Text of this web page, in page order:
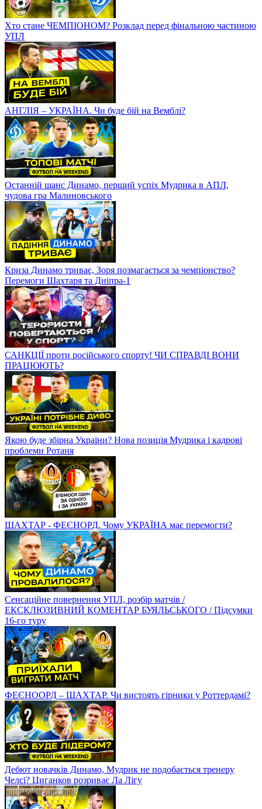
Хто стане ЧЕМПІОНОМ? Розклад перед фінальною частиною
УПЛ
АНГЛІЯ – УКРАЇНА. Чи буде бій на Вемблі?
Останній шанс Динамо, перший успіх Мудрика в АПЛ,
чудова гра Малиновського
Криза Динамо триває, Зоря позмагається за чемпіонство?
Перемоги Шахтаря та Дніпра-1
САНКЦІЇ проти російського спорту! ЧИ СПРАВДІ ВОНИ
ПРАЦЮЮТЬ?
Якою буде збірна України? Нова позиція Мудрика і кадрові
проблеми Ротаня
ШАХТАР - ФЕЄНОРД. Чому УКРАЇНА має перемогти?
Сенсаційне повернення УПЛ, розбір матчів /
ЕКСКЛЮЗИВНИЙ КОМЕНТАР БУЯЛЬСЬКОГО / Підсумки
16-го туру
ФЕЄНООРД – ШАХТАР. Чи вистоять гірники у Роттердамі?
Дебют новачків Динамо, Мудрик не подобається тренеру
Челсі? Циганков розриває Ла Лігу